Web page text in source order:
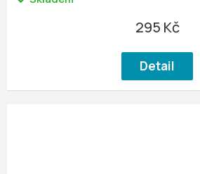
295 Kč
Detail